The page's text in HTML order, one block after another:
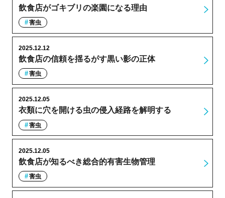
飲食店がゴキブリの楽園になる理由
害虫
飲食店の信頼を揺るがす黒い影の正体
2025.12.12
害虫
衣類に穴を開ける虫の侵入経路を解明する
2025.12.05
害虫
飲食店が知るべき総合的有害生物管理
2025.12.05
害虫